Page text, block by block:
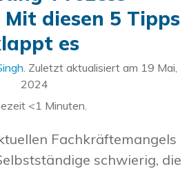
diesen 5 Tipps
es
. Zuletzt aktualisiert am 19 Mai,
2024
<1 Minuten.
Fachkräftemangels
schwierig, die